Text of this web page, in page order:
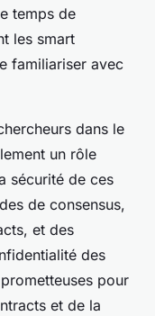
temps de
les smart
familiariser avec
dans le
un rôle
sécurité de ces
de consensus,
et des
des
pour
et de la